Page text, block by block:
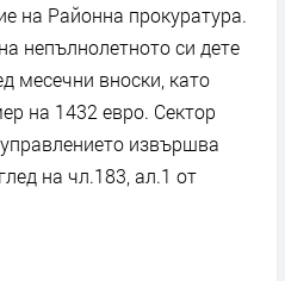
на Районна прокуратура.
непълнолетното си дете
месечни вноски, като
на 1432 евро. Сектор
извършва
на чл.183, ал.1 от